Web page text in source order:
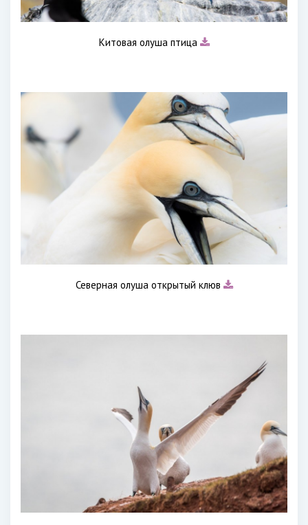
Китовая олуша птица
Северная олуша открытый клюв